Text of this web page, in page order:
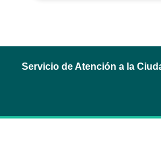
Servicio de Atención a la